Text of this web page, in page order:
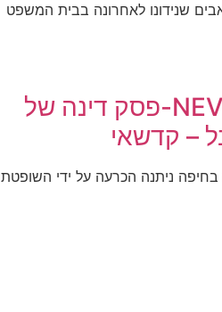
שנידונו לאחרונה בבית המשפט
NEVER SAY NEVER-פסק דינה של
– קדשאי
ניתנה הכרעה על ידי השופטת